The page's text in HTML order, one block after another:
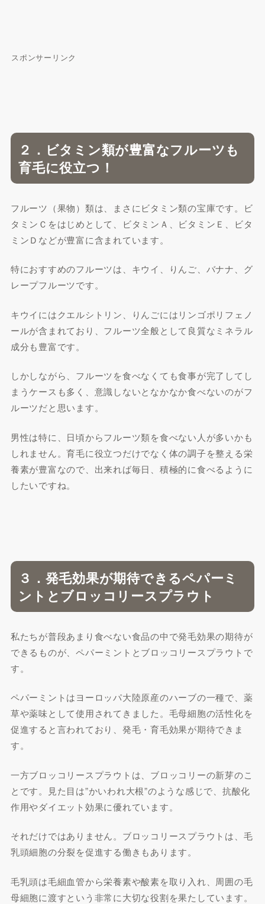
スポンサーリンク
２．ビタミン類が豊富なフルーツも
育毛に役立つ！
フルーツ（果物）類は、まさにビタミン類の宝庫です。ビ
タミンＣをはじめとして、ビタミンＡ、ビタミンＥ、ビタ
ミンＤなどが豊富に含まれています。
特におすすめのフルーツは、キウイ、りんご、バナナ、グ
レープフルーツです。
キウイにはクエルシトリン、りんごにはリンゴポリフェノ
ールが含まれており、フルーツ全般として良質なミネラル
成分も豊富です。
しかしながら、フルーツを食べなくても食事が完了してし
まうケースも多く、意識しないとなかなか食べないのがフ
ルーツだと思います。
男性は特に、日頃からフルーツ類を食べない人が多いかも
しれません。育毛に役立つだけでなく体の調子を整える栄
養素が豊富なので、出来れば毎日、積極的に食べるように
したいですね。
３．発毛効果が期待できるペパーミ
ントとブロッコリースプラウト
私たちが普段あまり食べない食品の中で発毛効果の期待が
できるものが、ペパーミントとブロッコリースプラウトで
す。
ペパーミントはヨーロッパ大陸原産のハーブの一種で、薬
草や薬味として使用されてきました。毛母細胞の活性化を
促進すると言われており、発毛・育毛効果が期待できま
す。
一方ブロッコリースプラウトは、ブロッコリーの新芽のこ
とです。見た目は”かいわれ大根”のような感じで、抗酸化
作用やダイエット効果に優れています。
それだけではありません。ブロッコリースプラウトは、毛
乳頭細胞の分裂を促進する働きもあります。
毛乳頭は毛細血管から栄養素や酸素を取り入れ、周囲の毛
母細胞に渡すという非常に大切な役割を果たしています。